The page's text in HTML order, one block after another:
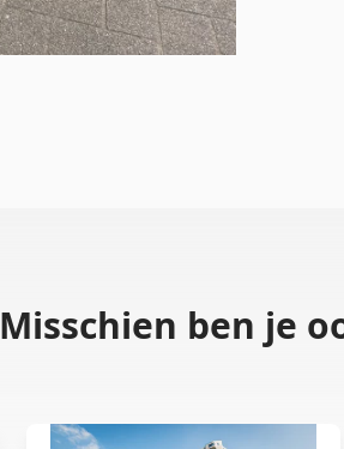
Misschien ben je